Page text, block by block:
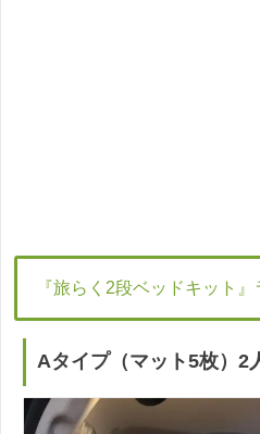
『旅らく2段ベッドキット
Aタイプ（マット5枚）2